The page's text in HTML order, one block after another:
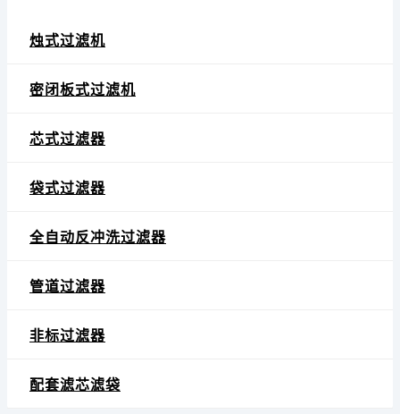
烛式过滤机
密闭板式过滤机
芯式过滤器
袋式过滤器
全自动反冲洗过滤器
管道过滤器
非标过滤器
配套滤芯滤袋